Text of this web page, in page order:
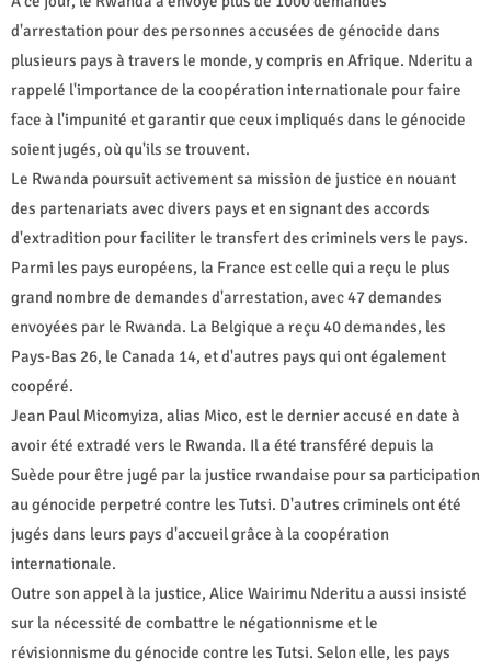
d'arrestation pour des personnes accusées de génocide dans
plusieurs pays à travers le monde, y compris en Afrique. Nderitu a
rappelé l'importance de la coopération internationale pour faire
face à l'impunité et garantir que ceux impliqués dans le génocide
soient jugés, où qu'ils se trouvent.
Le Rwanda poursuit activement sa mission de justice en nouant
des partenariats avec divers pays et en signant des accords
d'extradition pour faciliter le transfert des criminels vers le pays.
Parmi les pays européens, la France est celle qui a reçu le plus
grand nombre de demandes d'arrestation, avec 47 demandes
envoyées par le Rwanda. La Belgique a reçu 40 demandes, les
Pays-Bas 26, le Canada 14, et d'autres pays qui ont également
coopéré.
Jean Paul Micomyiza, alias Mico, est le dernier accusé en date à
avoir été extradé vers le Rwanda. Il a été transféré depuis la
Suède pour être jugé par la justice rwandaise pour sa participation
au génocide perpetré contre les Tutsi. D'autres criminels ont été
jugés dans leurs pays d'accueil grâce à la coopération
internationale.
Outre son appel à la justice, Alice Wairimu Nderitu a aussi insisté
sur la nécessité de combattre le négationnisme et le
révisionnisme du génocide contre les Tutsi. Selon elle, les pays